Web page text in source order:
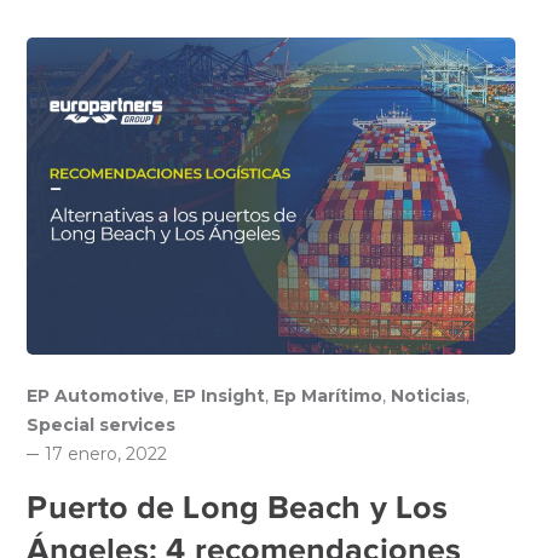
EP Automotive, EP Insight, Ep Marítimo, Noticias,
Special services
17 enero, 2022
Puerto de Long Beach y Los
Ángeles: 4 recomendaciones